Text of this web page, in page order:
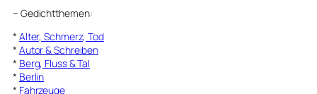
– Gedichtthemen:
* Alter, Schmerz, Tod
* Autor & Schreiben
* Berg, Fluss & Tal
* Berlin
* Fahrzeuge